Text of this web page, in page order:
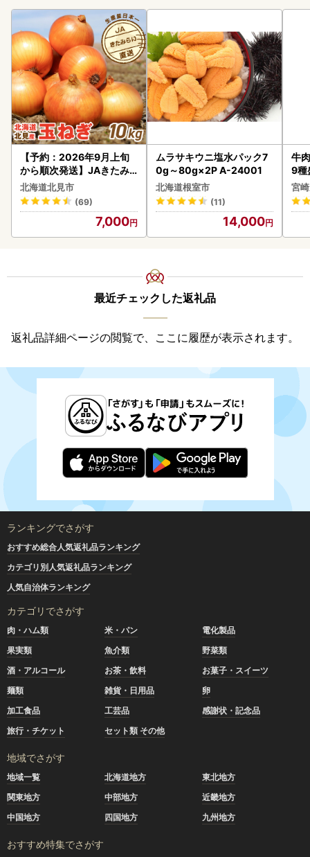
【予約：2026年9月上旬
から順次発送】JAきたみ
らい産 玉ねぎ Lサイズ 10k
g ( タマネギ たまねぎ 野菜
)【210-0003-2026】
北海道北見市
(69)
7,000
ムラサキウニ塩水パック7
0g～80g×2P A-24001
北海道根室市
(11)
14,000
牛
9種
-
シ!!
宮
最近チェックした返礼品
返礼品詳細ページの閲覧で、ここに履歴が表示されます。
ランキングでさがす
おすすめ総合人気返礼品ランキング
カテゴリ別人気返礼品ランキング
人気自治体ランキング
カテゴリでさがす
肉・ハム類 米・パン
電化製品
果実類
魚介類
野菜類
酒・アルコール
お茶・飲料
お菓子・スイーツ
麺類
雑貨・日用品
卵
加工食品
工芸品
感謝状・記念品
旅行・チケット
セット類 その他
地域でさがす
地域一覧 北海道地方
東北地方
関東地方
中部地方
近畿地方
中国地方
四国地方 九州地方
おすすめ特集でさがす